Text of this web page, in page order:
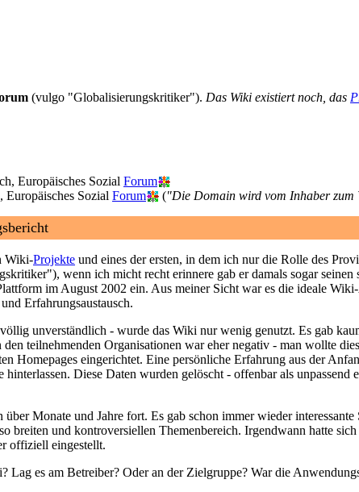
(vulgo "Globalisierungskritiker"). Das Wiki existiert noch, das
Europäisches Sozial Forum
Europäisches Sozial Forum ("Die Domain wird vom Inhaber zum
Wiki-Projekte und eines der ersten, in dem ich nur die Rolle des
wenn ich micht recht erinnere gab er damals sogar seinen
im August 2002 ein. Aus meiner Sicht war es die ideale
und Erfahrungsaustausch.
unverständlich - wurde das Wiki nur wenig genutzt. Es gab
teilnehmenden Organisationen war eher negativ - man wollte
Homepages eingerichtet. Eine persönliche Erfahrung aus der
hinterlassen. Diese Daten wurden gelöscht - offenbar als
Monate und Jahre fort. Es gab schon immer wieder
breiten und kontroversiellen Themenbereich. Irgendwann hatte
offiziell eingestellt.
Lag es am Betreiber? Oder an der Zielgruppe? War die